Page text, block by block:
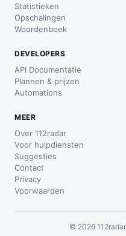
Statistieken
Opschalingen
Woordenboek
DEVELOPERS
API Documentatie
Plannen & prijzen
Automations
MEER
Over 112radar
Voor hulpdiensten
Suggesties
Contact
Privacy
Voorwaarden
© 2026